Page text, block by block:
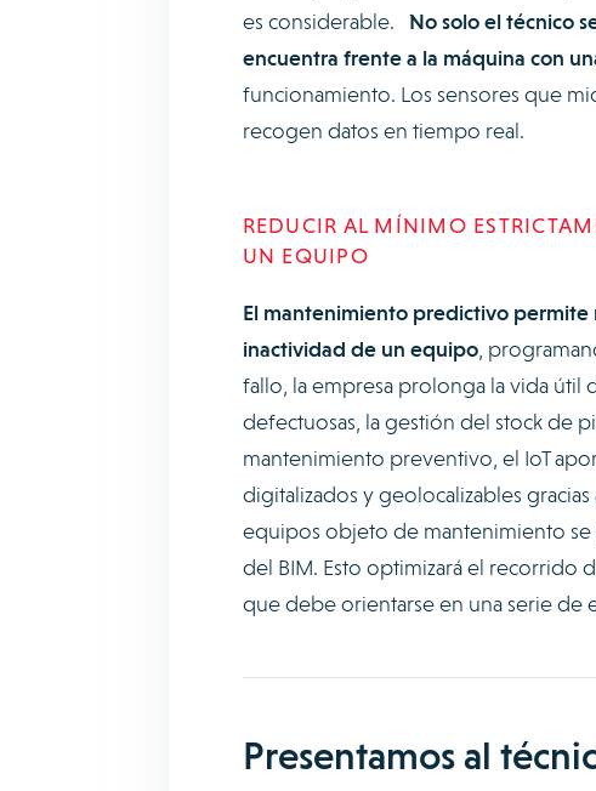
es considerable. No solo el técnico
encuentra frente a la máquina con
funcionamiento. Los sensores que
recogen datos en tiempo real.
REDUCIR AL MÍNIMO
UN EQUIPO
El mantenimiento predictivo
inactividad de un equipo,
fallo, la empresa prolonga la vida útil
defectuosas, la gestión del stock de
mantenimiento preventivo, el IoT
digitalizados y geolocalizables
equipos objeto de mantenimiento se
del BIM. Esto optimizará el recorrido
que debe orientarse en una serie de
Presentamos al